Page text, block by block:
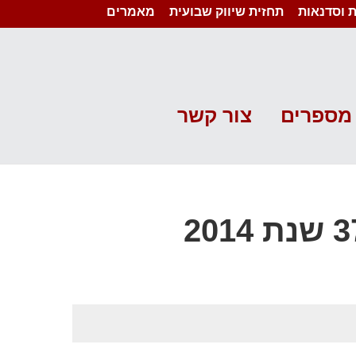
וסדנאות תחזית שיווק שבועית מאמרים
מספרים צור קשר